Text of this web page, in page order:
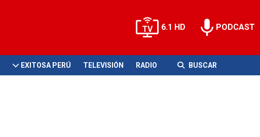
6.1 HD PODCAST
EXITOSA PERÚ TELEVISIÓN RADIO BUSCAR